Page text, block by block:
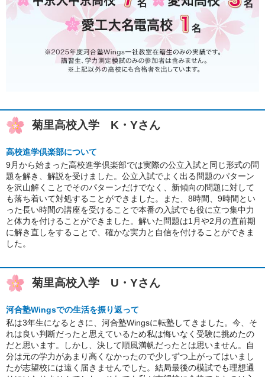
菊里高校入学 K・Yさん
高校進学倶楽部について
9月から始まった高校進学倶楽部では実際の公立入試と同じ形式の問
題を解き、解説を受けました。公立入試でよく出る問題のパターン
を沢山解くことでそのパターンだけでなく、新傾向の問題に対して
も落ち着いて対処することができました。また、8時間、9時間とい
った長い時間の講座を受けることで本番の入試でも役に立つ集中力
と体力を付けることができました。解いた問題は1月や2月の直前期
に解き直しをすることで、確かな実力と自信を付けることができま
した。
菊里高校入学 U・Yさん
河合塾Wingsでの生活を振り返って
私は3年生になるときに、河合塾Wingsに転塾してきました。今、そ
れは良い判断だったと思えているため私は悔いなく受験に挑めたの
だと思います。しかし、決して順風満帆だったとは思いません。自
分は元の学力があまり高くなかったので少しずつ上がってはいまし
たが志望校には遠く届きませんでした。結局最後の模試でも理想通